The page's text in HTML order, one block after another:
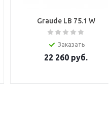
Graude LB 75.1 W
Заказать
22 260 руб.